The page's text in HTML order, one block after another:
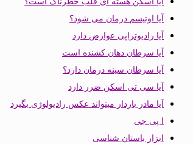
آیا اوتیسم درمان می شود؟
آیا رادیوتراپی عوارض دارد
آیا سرطان دهان کشنده است
آیا سرطان سینه درمان دارد؟
آیا سی تی اسکن ضرر دارد
آیا مادر باردار میتواند عکس رادیولوژی بگیرد
ا پی جی
ابزار باستان شناسی